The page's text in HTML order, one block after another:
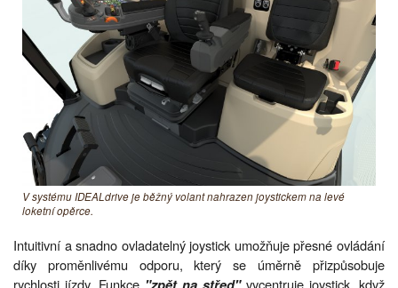
V systému IDEALdrive je běžný volant nahrazen joystickem na levé
loketní opěrce.
Intuitivní a snadno ovladatelný joystick umožňuje přesné ovládání
díky proměnlivému odporu, který se úměrně přizpůsobuje
rychlosti jízdy. Funkce
vycentruje joystick, když